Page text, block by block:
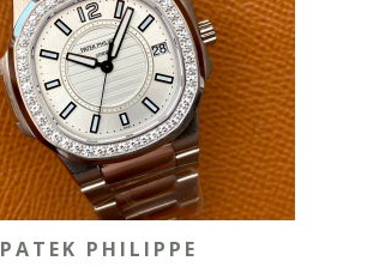
PATEK PHILIPPE